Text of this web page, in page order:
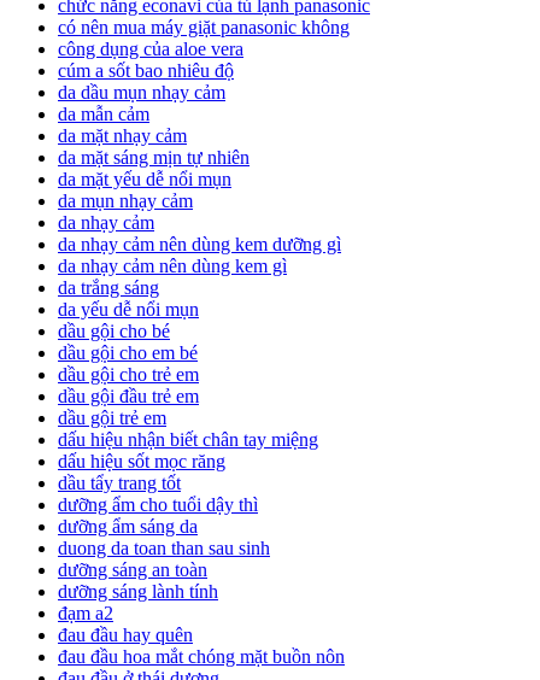
chức năng econavi của tủ lạnh panasonic
có nên mua máy giặt panasonic không
công dụng của aloe vera
cúm a sốt bao nhiêu độ
da dầu mụn nhạy cảm
da mẫn cảm
da mặt nhạy cảm
da mặt sáng mịn tự nhiên
da mặt yếu dễ nổi mụn
da mụn nhạy cảm
da nhạy cảm
da nhạy cảm nên dùng kem dưỡng gì
da nhạy cảm nên dùng kem gì
da trắng sáng
da yếu dễ nổi mụn
dầu gội cho bé
dầu gội cho em bé
dầu gội cho trẻ em
dầu gội đầu trẻ em
dầu gội trẻ em
dấu hiệu nhận biết chân tay miệng
dấu hiệu sốt mọc răng
dầu tẩy trang tốt
dưỡng ẩm cho tuổi dậy thì
dưỡng ẩm sáng da
duong da toan than sau sinh
dưỡng sáng an toàn
dưỡng sáng lành tính
đạm a2
đau đầu hay quên
đau đầu hoa mắt chóng mặt buồn nôn